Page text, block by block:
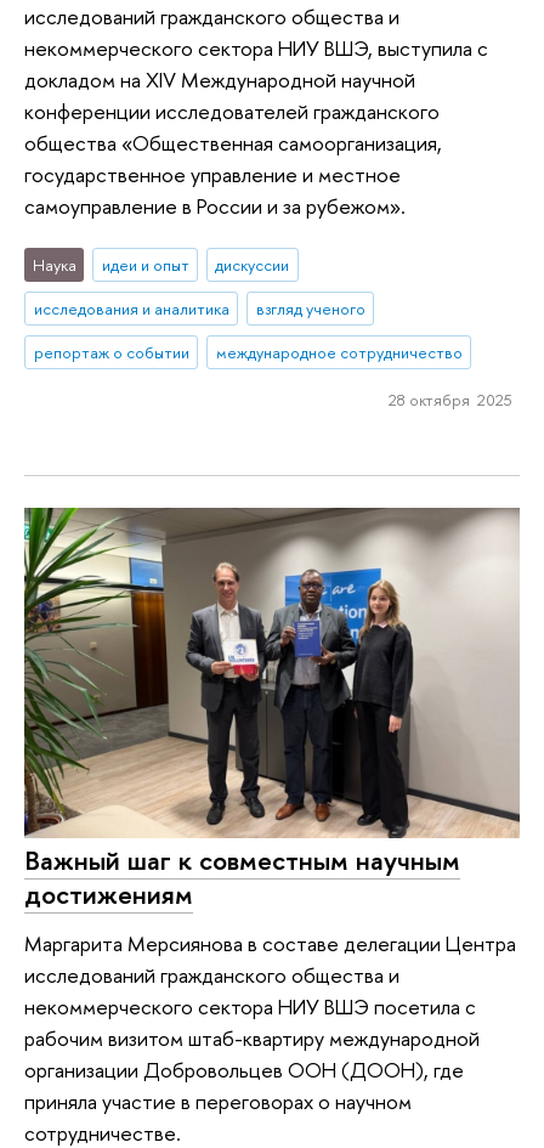
исследований гражданского общества и
некоммерческого сектора НИУ ВШЭ, выступила с
докладом на XIV Международной научной
конференции исследователей гражданского
общества «Общественная самоорганизация,
государственное управление и местное
самоуправление в России и за рубежом».
Наука идеи и опыт
дискуссии
исследования и аналитика
взгляд ученого
репортаж о событии
международное сотрудничество
28 октября 2025
Важный шаг к совместным научным
достижениям
Маргарита Мерсиянова в составе делегации Центра
исследований гражданского общества и
некоммерческого сектора НИУ ВШЭ посетила с
рабочим визитом штаб-квартиру международной
организации Добровольцев ООН (ДООН), где
приняла участие в переговорах о научном
сотрудничестве.